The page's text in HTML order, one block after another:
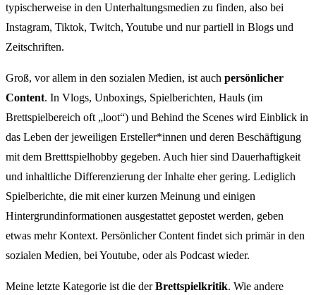
typischerweise in den Unterhaltungsmedien zu finden, also bei
Instagram, Tiktok, Twitch, Youtube und nur partiell in Blogs und
Zeitschriften.
Groß, vor allem in den sozialen Medien, ist auch persönlicher
Content. In Vlogs, Unboxings, Spielberichten, Hauls (im
Brettspielbereich oft „loot“) und Behind the Scenes wird Einblick in
das Leben der jeweiligen Ersteller*innen und deren Beschäftigung
mit dem Bretttspielhobby gegeben. Auch hier sind Dauerhaftigkeit
und inhaltliche Differenzierung der Inhalte eher gering. Lediglich
Spielberichte, die mit einer kurzen Meinung und einigen
Hintergrundinformationen ausgestattet gepostet werden, geben
etwas mehr Kontext. Persönlicher Content findet sich primär in den
sozialen Medien, bei Youtube, oder als Podcast wieder.
Meine letzte Kategorie ist die derBrettspielkritik. Wie andere